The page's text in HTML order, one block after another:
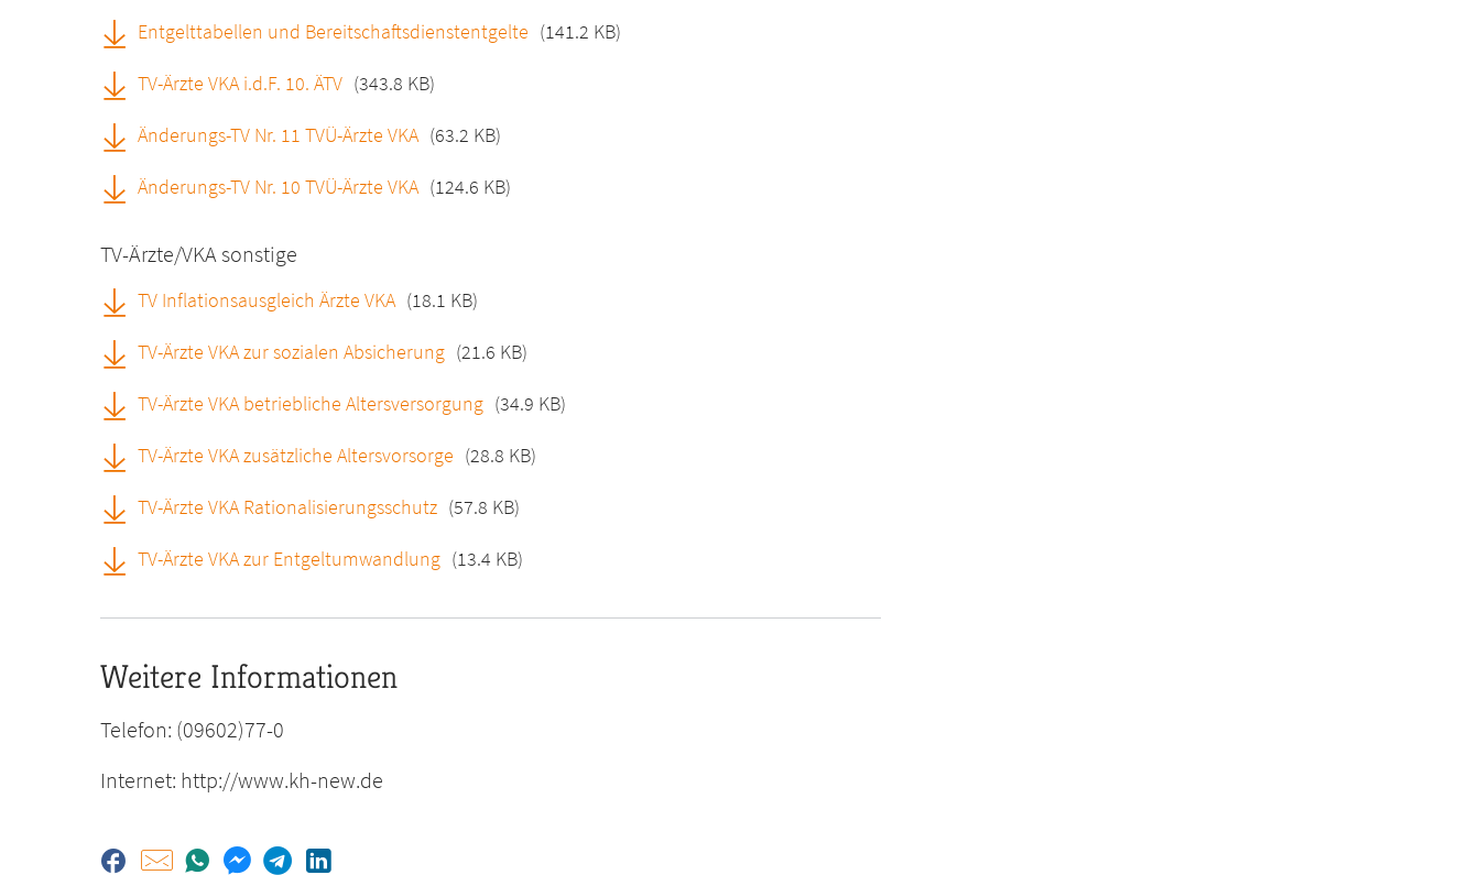
Entgelttabellen und Bereitschaftsdienstentgelte (141.2 KB)
TV-Ärzte VKA i.d.F. 10. ÄTV (343.8 KB)
Änderungs-TV Nr. 11 TVÜ-Ärzte VKA (63.2 KB)
Änderungs-TV Nr. 10 TVÜ-Ärzte VKA (124.6 KB)
TV-Ärzte/VKA sonstige
TV Inflationsausgleich Ärzte VKA (18.1 KB)
TV-Ärzte VKA zur sozialen Absicherung (21.6 KB)
TV-Ärzte VKA betriebliche Altersversorgung (34.9 KB)
TV-Ärzte VKA zusätzliche Altersvorsorge (28.8 KB)
TV-Ärzte VKA Rationalisierungsschutz (57.8 KB)
TV-Ärzte VKA zur Entgeltumwandlung (13.4 KB)
Weitere Informationen
Telefon: (09602)77-0
Internet: http://www.kh-new.de